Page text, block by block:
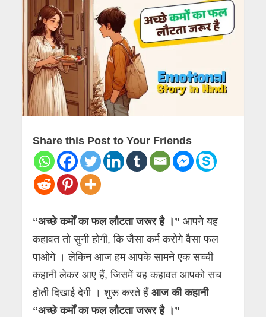
Share this Post to Your Friends
“अच्छे कर्मों का फल लौटता जरूर है ।” आपने यह
कहावत तो सुनी होगी, कि जैसा कर्म करोगे वैसा फल
पाओगे । लेकिन आज हम आपके सामने एक सच्ची
कहानी लेकर आए हैं, जिसमें यह कहावत आपको सच
होती दिखाई देगी । शुरू करते हैंआज की कहानी
“अच्छे कर्मों का फल लौटता जरूर है ।”